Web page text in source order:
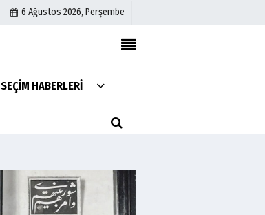
6 Ağustos 2026, Perşembe
SEÇİM HABERLERİ
Künye
Çerez Politikası